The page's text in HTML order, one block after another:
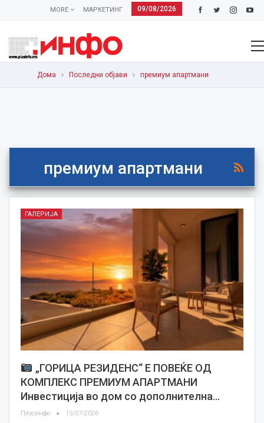
09/08/2026
МАРКЕТИНГ
MORE
Дома Последни објави премиум апартмани
премиум апартмани
ГАЛЕРИЈА
„ГОРИЦА РЕЗИДЕНС“ Е ПОВЕЌЕ ОД
КОМПЛЕКС ПРЕМИУМ АПАРТМАНИ
Инвестиција во дом со дополнителна…
Плусинфо 15/07/2026